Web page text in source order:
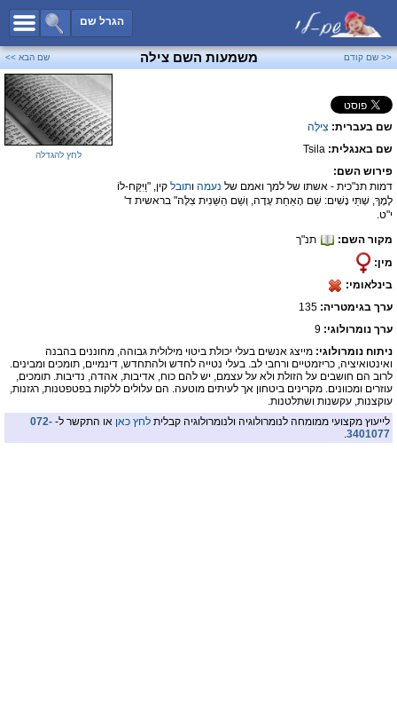
הגרל שם
כל השמות
שמות לבנים
שמות לבנות
שמות משותפים
שמות נפוצים
<< שם קודם משמעות השם צילה שם הבא >>
שם בעברית: צִילָּה
שם באנגלית: Tsila
פירוש השם:
דמות תנ"כית - אשתו של למך ואמם של נעמה ותובל קין, "וַיִּקַּח-לוֹ
לֶמֶךְ, שְׁתֵּי נָשִׁים: שֵׁם הָאַחַת עָדָה, וְשֵׁם הַשֵּׁנִית צִלָּה" בראשית ד'
י"ט.
מקור השם:
תנ"ך
מין:
בינלאומי:
ערך בגימטריה:
ערך נומרולוגי: 9
לחץ להגדלה
ניתוח נומרולוגי: מייצג אנשים בעלי יכולת ביטוי מילולית גבוהה, מחוננים בהבנה
ואינטואיציה, כריזמטיים ורחבי לב. בעלי נטייה לחדש ולהתחדש, דינמיים, תומכים ומבינים.
לרוב הם חושבים על הזולת ולא על עצמם, יש להם כוח, אדיבות, אהדה, נדיבות. תומכים,
עוזרים ומכוונים. מקרינים ביטחון אך לעיתים מוטעה. הם עלולים ללקות בפטפטנות, רגזנות,
עוקצנות, עקשנות ושתלטנות.
לייעוץ מקצועי ממומחה לנומרולוגיה ולנומרולוגיה קבלית לחץ כאן או התקשר ל- 072-
3401077
.